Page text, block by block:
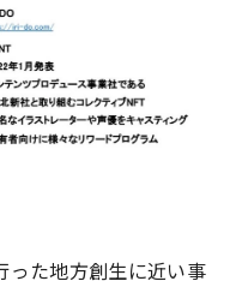
った地方創生に近い事